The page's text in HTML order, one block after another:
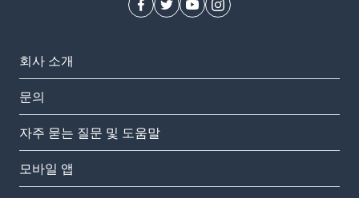
회사 소개
문의
자주 묻는 질문 및 도움말
모바일 앱